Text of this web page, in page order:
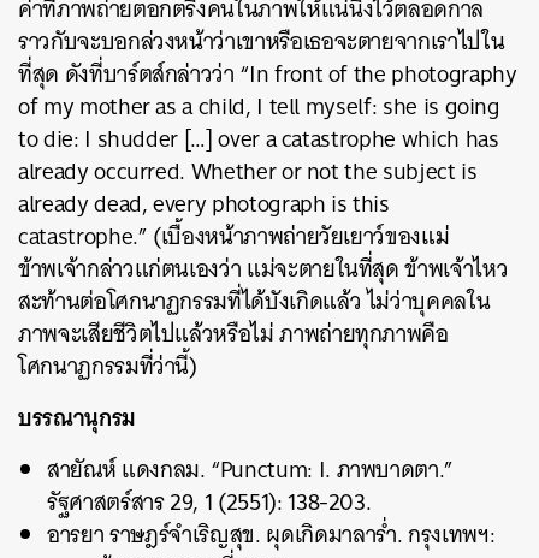
ค่าที่ภาพถ่ายตอกตรึงคนในภาพให้แน่นิ่งไว้ตลอดกาล
ราวกับจะบอกล่วงหน้าว่าเขาหรือเธอจะตายจากเราไปใน
ที่สุด ดังที่บาร์ตส์กล่าวว่า “In front of the photography
of my mother as a child, I tell myself: she is going
to die: I shudder […] over a catastrophe which has
already occurred. Whether or not the subject is
already dead, every photograph is this
catastrophe.” (เบื้องหน้าภาพถ่ายวัยเยาว์ของแม่
ข้าพเจ้ากล่าวแก่ตนเองว่า แม่จะตายในที่สุด ข้าพเจ้าไหว
สะท้านต่อโศกนาฏกรรมที่ได้บังเกิดแล้ว ไม่ว่าบุคคลใน
ภาพจะเสียชีวิตไปแล้วหรือไม่ ภาพถ่ายทุกภาพคือ
โศกนาฏกรรมที่ว่านี้)
บรรณานุกรม
สายัณห์ แดงกลม. “Punctum: I. ภาพบาดตา.”
รัฐศาสตร์สาร 29, 1 (2551): 138-203.
อารยา ราษฎร์จำเริญสุข. ผุดเกิดมาลาร่ำ. กรุงเทพฯ: